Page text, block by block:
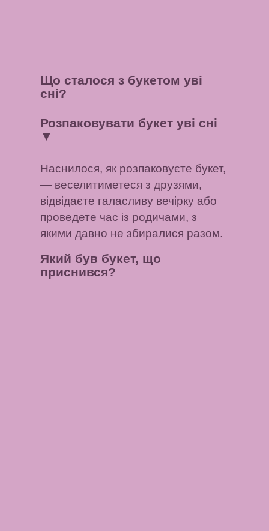
Що сталося з букетом уві
сні?
Розпаковувати букет уві сні
▼
Наснилося, як розпаковуєте букет,
— веселитиметеся з друзями,
відвідаєте галасливу вечірку або
проведете час із родичами, з
якими давно не збиралися разом.
Який був букет, що
приснився?